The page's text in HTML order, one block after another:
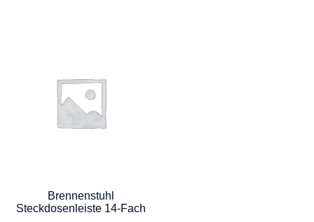
Brennenstuhl
Steckdosenleiste 14-Fach